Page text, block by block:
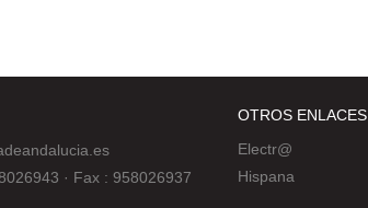
· Fax : 958026937
OTROS ENLACES
Electr@
Hispana